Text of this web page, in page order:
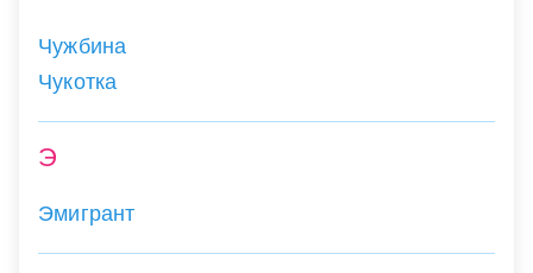
Чужбина
Чукотка
Э
Эмигрант